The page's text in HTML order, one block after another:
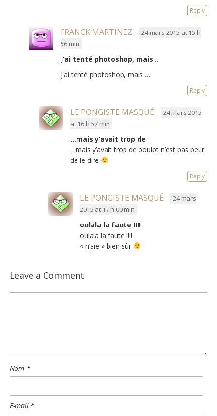
Reply
FRANCK MARTINEZ
24 mars 2015 at 15 h
56 min
J’ai tenté photoshop, mais ..
J'ai tenté photoshop, mais ….
Reply
LE PONGISTE MASQUÉ
24 mars 2015
at 16 h 57 min
…mais y’avait trop de
…mais y’avait trop de boulot n’est pas peur
de le dire
Reply
LE PONGISTE MASQUÉ
24 mars
2015 at 17 h 00 min
oulala la faute !!!!
oulala la faute !!!!
« n’aie » bien sûr
Leave a Comment
Nom *
E-mail *